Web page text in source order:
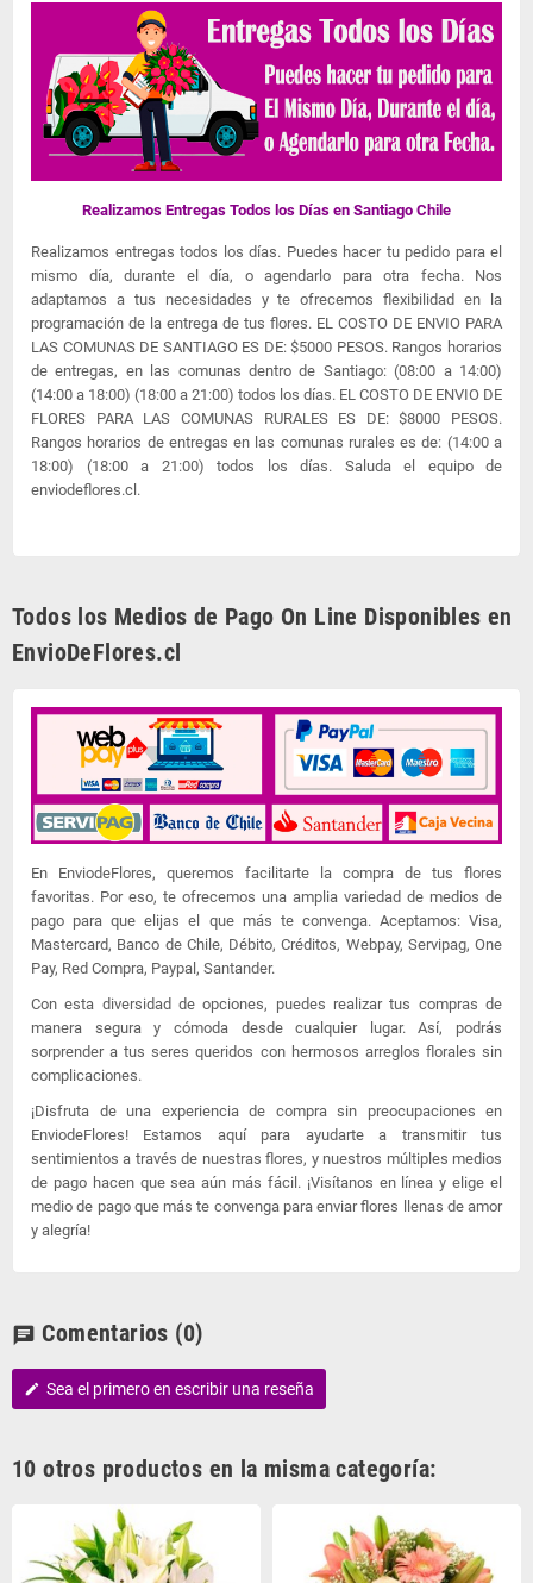
Realizamos Entregas Todos los Días en Santiago Chile
Realizamos entregas todos los días. Puedes hacer tu pedido para el
mismo día, durante el día, o agendarlo para otra fecha. Nos
adaptamos a tus necesidades y te ofrecemos flexibilidad en la
programación de la entrega de tus flores. EL COSTO DE ENVIO PARA
LAS COMUNAS DE SANTIAGO ES DE: $5000 PESOS. Rangos horarios
de entregas, en las comunas dentro de Santiago: (08:00 a 14:00)
(14:00 a 18:00) (18:00 a 21:00) todos los días. EL COSTO DE ENVIO DE
FLORES PARA LAS COMUNAS RURALES ES DE: $8000 PESOS.
Rangos horarios de entregas en las comunas rurales es de: (14:00 a
18:00) (18:00 a 21:00) todos los días. Saluda el equipo de
enviodeflores.cl.
Todos los Medios de Pago On Line Disponibles en
EnvioDeFlores.cl
En EnviodeFlores, queremos facilitarte la compra de tus flores
favoritas. Por eso, te ofrecemos una amplia variedad de medios de
pago para que elijas el que más te convenga. Aceptamos: Visa,
Mastercard, Banco de Chile, Débito, Créditos, Webpay, Servipag, One
Pay, Red Compra, Paypal, Santander.
Con esta diversidad de opciones, puedes realizar tus compras de
manera segura y cómoda desde cualquier lugar. Así, podrás
sorprender a tus seres queridos con hermosos arreglos florales sin
complicaciones.
¡Disfruta de una experiencia de compra sin preocupaciones en
EnviodeFlores! Estamos aquí para ayudarte a transmitir tus
sentimientos a través de nuestras flores, y nuestros múltiples medios
de pago hacen que sea aún más fácil. ¡Visítanos en línea y elige el
medio de pago que más te convenga para enviar flores llenas de amor
y alegría!
chat Comentarios (0)
edit Sea el primero en escribir una reseña
10 otros productos en la misma categoría: